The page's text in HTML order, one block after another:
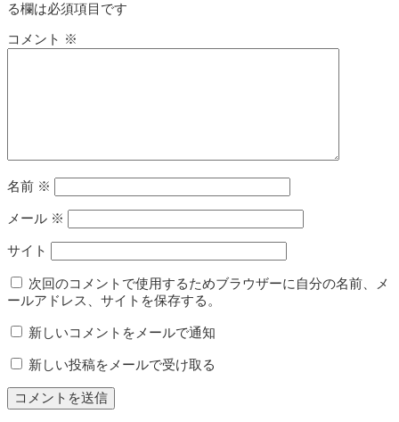
る欄は必須項目です
コメント ※
名前 ※
メール ※
サイト
次回のコメントで使用するためブラウザーに自分の名前、メ
ールアドレス、サイトを保存する。
新しいコメントをメールで通知
新しい投稿をメールで受け取る